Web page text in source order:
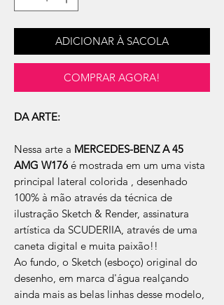
ADICIONAR À SACOLA
COMPRAR AGORA!
DA ARTE:
Nessa arte a MERCEDES-BENZ A 45
AMG W176 é mostrada em um uma vista
principal lateral colorida , desenhado
100% à mão através da técnica de
ilustração Sketch & Render, assinatura
artística da SCUDERIIA, através de uma
caneta digital e muita paixão!!
Ao fundo, o Sketch (esboço) original do
desenho, em marca d'água realçando
ainda mais as belas linhas desse modelo,